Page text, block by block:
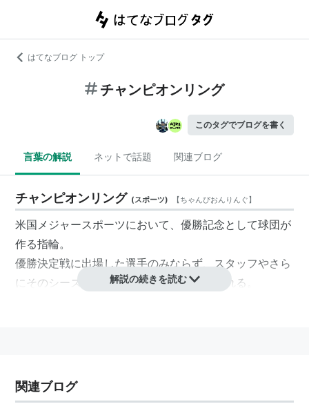
はてなブログ トップ
チャンピオンリング
このタグでブログを書く
言葉の解説 ネットで話題 関連ブログ
チャンピオンリング (スポーツ) 【ちゃんぴおんりんぐ】
米国メジャースポーツにおいて、優勝記念として球団が
作る指輪。
優勝決定戦に出場した選手のみならず、スタッフやさら
にそのシーズン在籍した選手などにも贈られる。
解説の続きを読む
関連ブログ